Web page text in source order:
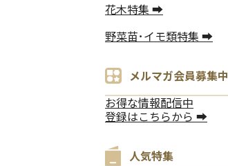
花木特集 ➡
野菜苗･イモ類特集 ➡
メルマガ会員募集中
お得な情報配信中
登録はこちらから ➡
人気特集